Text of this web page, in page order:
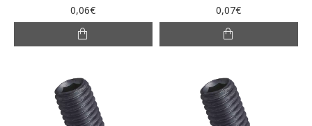
0,06€ 0,07€